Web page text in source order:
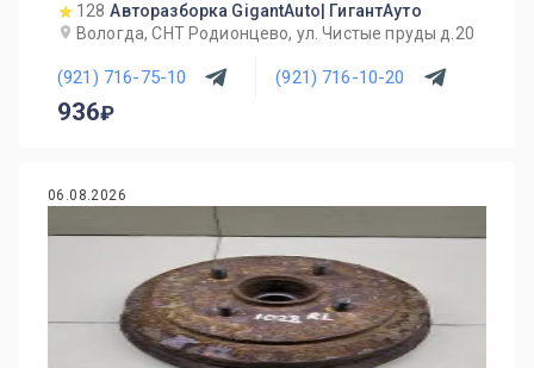
128 Авторазборка GigantAuto| ГигантАуто
Вологда, СНТ Родионцево, ул. Чистые пруды д.20
(921) 716-75-10 (921) 716-10-20
936
06.08.2026